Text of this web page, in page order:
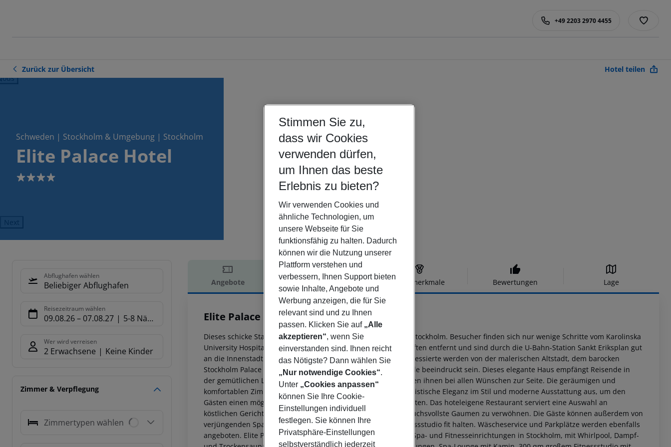
+49 2203 2970 4455
Zurück zur Übersicht Hotel teilen
Schweden | Stockholm & Umgebung | Stockholm
Elite Palace Hotel
4
Next
Abflughafen wählen
Beliebiger Abflughafen
Reisezeitraum wählen
09.08.26– 07.08.27 5-8 Nächte
Wer wird verreisen
2 Erwachsene Keine Kinder
Zimmer & Verpflegung
Zimmertypen wählen
Angebote Hotelbeschreibung Hotelmerkmale Bewertungen Lage
Hotelbeschreibung
Elite Palace Hotel
4
Dieses schicke Stadthotel befindet sich in einer guten Lage in Stockholm. Besucher finden sich nur wenige Schritte vom Karolinska
University Hospital, zahlreichen Restaurants, Bars und Geschäften entfernt und sind durch die U-Bahn-Station Sankt Eriksplan gut
an die Innenstadt von Stockholm angebunden. Geschichtsinteressierte werden von der malerischen Altstadt, dem barocken
Stockholm Palace und der majestätischen Storkyrkan Kathedrale beeindruckt sein. Dieses elegante Haus empfängt Reisende in
der gemütlichen Lobby, und die freundlichen Mitarbeiter stehen ihnen bei allen Wünschen zur Seite. Die geräumigen und
komfortablen Zimmer und Suiten zeichnen sich durch minimalistische Eleganz im Stil und moderne Ausstattung aus, um den
Gästen einen möglichst angenehmen Aufenthalt zu gewährleisten. Das hoteleigene Restaurant serviert eine Auswahl an
köstlichen Gerichten und erlesensten Weinen, um auch anspruchsvollste Gaumen zu verwöhnen. Die Gäste können außerdem von
verjüngenden Spa-Anwendungen profitieren und sich im Fitnessstudio fit halten. Wäscheservice und Parkplätze werden ebenfalls
angeboten. Elite Palace bietet das Vana Spa, eine der größten Spa- und Fitnesseinrichtungen in Stockholm, mit Whirlpool, Dampf-
Stimmen Sie zu,
dass wir Cookies
verwenden dürfen,
um Ihnen das beste
Erlebnis zu bieten?
Wir verwenden Cookies und
ähnliche Technologien, um
unsere Webseite für Sie
funktionsfähig zu halten. Dadurch
können wir die Nutzung unserer
Plattform verstehen und
verbessern, Ihnen Support bieten
sowie Inhalte, Angebote und
Werbung anzeigen, die für Sie
relevant sind und zu Ihnen
passen. Klicken Sie auf „Alle
akzeptieren“, wenn Sie
einverstanden sind. Ihnen reicht
das Nötigste? Dann wählen Sie
„Nur notwendige Cookies“.
Unter „Cookies anpassen“
können Sie Ihre Cookie-
Einstellungen individuell
festlegen. Sie können Ihre
Privatsphäre-Einstellungen
selbstverständlich jederzeit